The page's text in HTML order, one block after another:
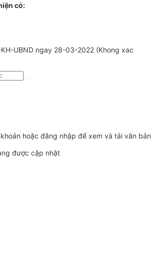
có:
UBND ngay 28-03-2022 (Khong xac
hoặc đăng nhập để xem và tải văn bản
được cập nhật